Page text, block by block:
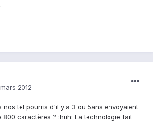
2012
nos tel pourris d'il y a 3 ou 5ans envoyaient
800 caractères ? :huh: La technologie fait